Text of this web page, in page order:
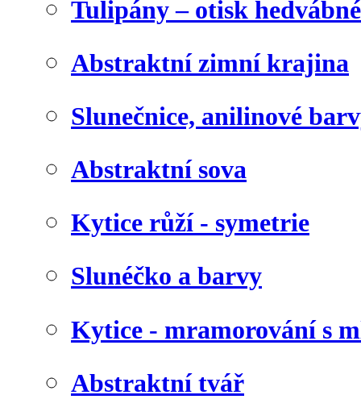
Tulipány – otisk
Abstraktní zimní krajina
Slunečnice, anilinové
Abstraktní sova
Kytice růží - symetrie
Slunéčko a barvy
Kytice - mramorování s
Abstraktní tvář